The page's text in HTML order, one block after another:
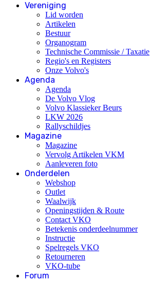
Vereniging
Lid worden
Artikelen
Bestuur
Organogram
Technische Commissie / Taxatie
Regio's en Registers
Onze Volvo's
Agenda
Agenda
De Volvo Vlog
Volvo Klassieker Beurs
LKW 2026
Rallyschildjes
Magazine
Magazine
Vervolg Artikelen VKM
Aanleveren foto
Onderdelen
Webshop
Outlet
Waalwijk
Openingstijden & Route
Contact VKO
Betekenis onderdeelnummer
Instructie
Spelregels VKO
Retourneren
VKO-tube
Forum